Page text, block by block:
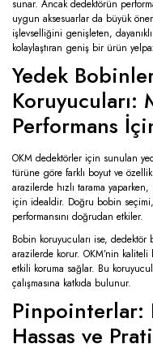
sunar. Ancak dedektörün
uygun aksesuarlar da büyük
işlevselliğini genişleten,
kolaylaştıran geniş bir ürün
Yedek
Koruyucuları:
Performans
OKM dedektörler için sunulan
türüne göre farklı boyut ve
arazilerde hızlı tarama
için idealdir. Doğru bobin
performansını doğrudan etkiler.
Bobin koruyucuları ise,
arazilerde korur. OKM’nin
etkili koruma sağlar. Bu
çalışmasına katkıda bulunur.
Pinpointerlar:
Hassas ve